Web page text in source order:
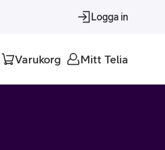
Logga in
Varukorg Mitt Telia